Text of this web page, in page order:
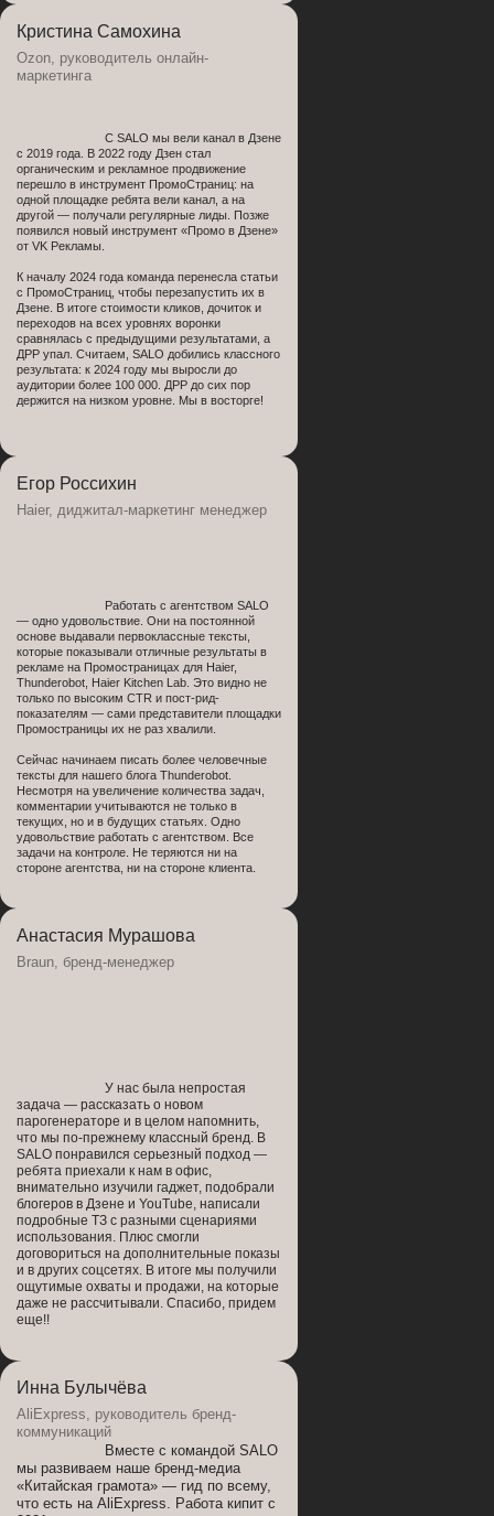
Ozon, руководитель онлайн-
маркетинга
С SALO мы вели канал в Дзене
с 2019 года. В 2022 году Дзен стал
органическим и рекламное продвижение
перешло в инструмент ПромоСтраниц: на
одной площадке ребята вели канал, а на
другой — получали регулярные лиды. Позже
появился новый инструмент «Промо в Дзене»
от VK Рекламы.
К началу 2024 года команда перенесла статьи
с ПромоСтраниц, чтобы перезапустить их в
Дзене. В итоге стоимости кликов, дочиток и
переходов на всех уровнях воронки
сравнялась с предыдущими результатами, а
ДРР упал. Считаем, SALO добились классного
результата: к 2024 году мы выросли до
аудитории более 100 000. ДРР до сих пор
держится на низком уровне. Мы в восторге!
Кристина Самохина
Haier, диджитал-маркетинг менеджер
Работать с агентством SALO
— одно удовольствие. Они на постоянной
основе выдавали первоклассные тексты,
которые показывали отличные результаты в
рекламе на Промостраницах для Haier,
Thunderobot, Haier Kitchen Lab. Это видно не
только по высоким CTR и пост-рид-
показателям — сами представители площадки
Промостраницы их не раз хвалили.
Сейчас начинаем писать более человечные
тексты для нашего блога Thunderobot.
Несмотря на увеличение количества задач,
комментарии учитываются не только в
текущих, но и в будущих статьях. Одно
удовольствие работать с агентством. Все
задачи на контроле. Не теряются ни на
стороне агентства, ни на стороне клиента.
Егор Россихин
Braun, бренд-менеджер
У нас была непростая
задача — рассказать о новом
парогенераторе и в целом напомнить,
что мы по-прежнему классный бренд. В
SALO понравился серьезный подход —
ребята приехали к нам в офис,
внимательно изучили гаджет, подобрали
блогеров в Дзене и YouTube, написали
подробные ТЗ с разными сценариями
использования. Плюс смогли
договориться на дополнительные показы
и в других соцсетях. В итоге мы получили
ощутимые охваты и продажи, на которые
даже не рассчитывали. Спасибо, придем
еще!!
Анастасия Мурашова
AliExpress, руководитель бренд-
коммуникаций
Вместе с командой SALO
мы развиваем наше бренд-медиа
«Китайская грамота» — гид по всему,
что есть на AliExpress. Работа кипит с
Инна Булычёва
заказать проект или
Я согласен сполитикой обработки
персональных данных
ОТПРАВИТЬ